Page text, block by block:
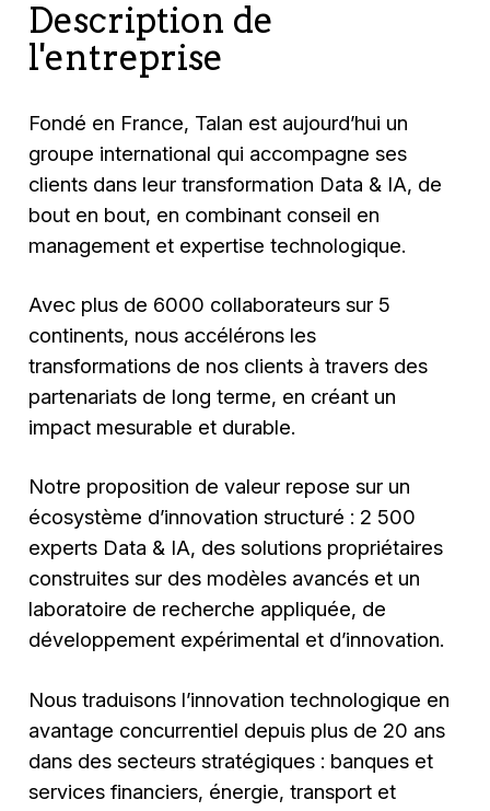
Description de
l'entreprise
Fondé en France, Talan est aujourd’hui un
groupe international qui accompagne ses
clients dans leur transformation Data & IA, de
bout en bout, en combinant conseil en
management et expertise technologique.
Avec plus de 6000 collaborateurs sur 5
continents, nous accélérons les
transformations de nos clients à travers des
partenariats de long terme, en créant un
impact mesurable et durable.
Notre proposition de valeur repose sur un
écosystème d’innovation structuré : 2 500
experts Data & IA, des solutions propriétaires
construites sur des modèles avancés et un
laboratoire de recherche appliquée, de
développement expérimental et d’innovation.
Nous traduisons l’innovation technologique en
avantage concurrentiel depuis plus de 20 ans
dans des secteurs stratégiques : banques et
services financiers, énergie, transport et